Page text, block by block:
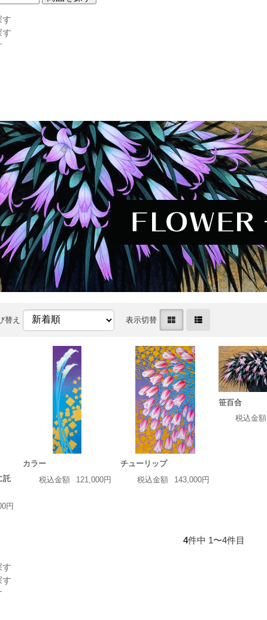
す
す
替え 表示切替
託
円
カラー
税込金額
121,000円
チューリップ
税込金額
143,000円
笹百合
税込金額
4件中 1〜4件目
す
す